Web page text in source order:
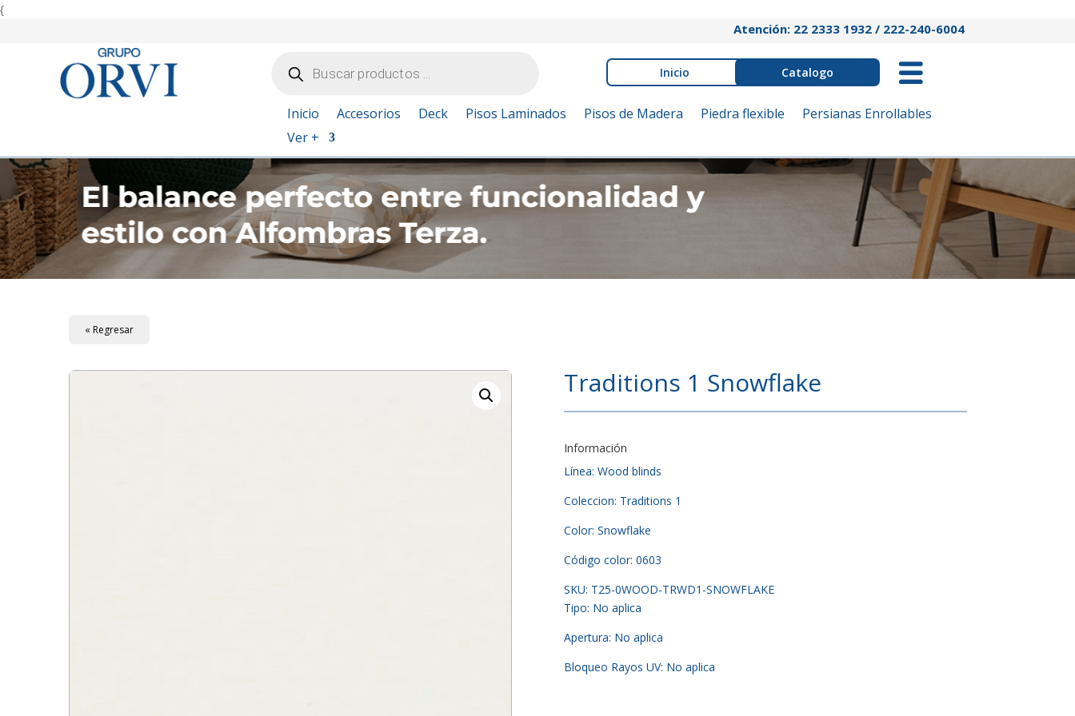
{
Atención: 22 2333 1932 / 222-240-6004
productos Inicio Catalogo
Inicio Accesorios Deck Pisos Laminados Pisos de Madera Piedra flexible
Persianas Enrollables
Ver +
« Regresar
Traditions 1 Snowflake
Información
Línea: Wood blinds
Coleccion: Traditions 1
Color: Snowflake
Código color: 0603
SKU: T25-0WOOD-TRWD1-SNOWFLAKE
Tipo: No aplica
Apertura: No aplica
Bloqueo Rayos UV: No aplica